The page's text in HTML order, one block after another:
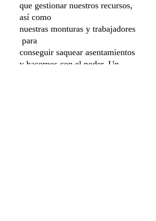
que gestionar nuestros recursos,
así como
nuestras monturas y trabajadores
para
conseguir saquear asentamientos
y hacernos con el poder. Un